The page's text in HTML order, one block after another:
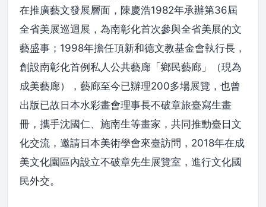
在推廣藝文發展層面，陳慶浩1982年承辦第36屆
全省美展巡迴展，為南彰化首次參與全省美展的文
藝盛事；1998年擔任頂新和德文教基金會執行長，
創設南彰化首例私人公共藝廊「鄉民藝廊」（現為
成美藝廊），藝廊至今已辦理200多場展覽，也曾
出版已故日本水彩畫會理事長不破章旅臺寫生畫
冊，攜手沈國仁、施南生等畫家，共同推動臺日文
化交流，邀請日本美術學會來臺訪問，2018年在成
美文化園區內設立不破章先生展覽室，進行文化國
民外交。